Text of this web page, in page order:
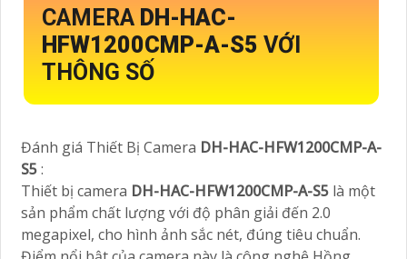
CAMERA DH-HAC-
HFW1200CMP-A-S5 VỚI
THÔNG SỐ
Đánh giá Thiết Bị Camera DH-HAC-HFW1200CMP-A-
S5:
Thiết bị camera DH-HAC-HFW1200CMP-A-S5 là một
sản phẩm chất lượng với độ phân giải đến 2.0
megapixel, cho hình ảnh sắc nét, đúng tiêu chuẩn.